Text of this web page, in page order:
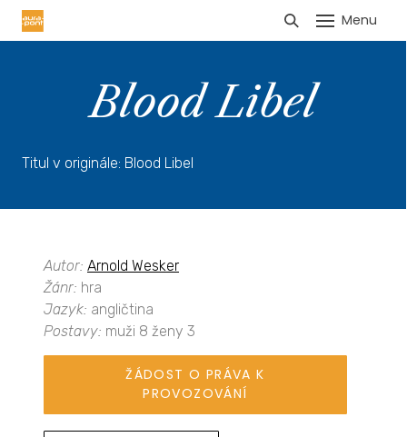
Menu
Blood Libel
Titul v originále: Blood Libel
Autor: Arnold Wesker
Žánr: hra
Jazyk: angličtina
Postavy: muži 8 ženy 3
ŽÁDOST O PRÁVA K
PROVOZOVÁNÍ